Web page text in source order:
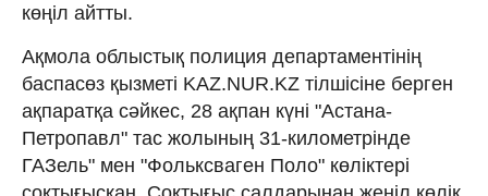
көңіл айтты.
Ақмола облыстық полиция департаментінің
баспасөз қызметі KAZ.NUR.KZ тілшісіне берген
ақпаратқа сәйкес, 28 ақпан күні "Астана-
Петропавл" тас жолының 31-километрінде
ГАЗель" мен "Фольксваген Поло" көліктері